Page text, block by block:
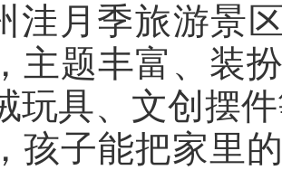
洼月季旅游景
主题丰富、装
玩具、文创摆
孩子能把家里